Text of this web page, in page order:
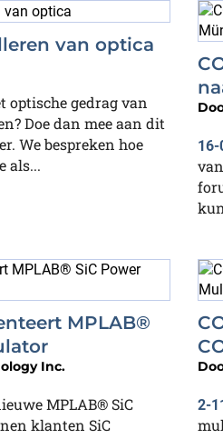
van optica
optische gedrag van
Doe dan mee aan dit
We bespreken hoe
als...
16-
MPLAB®
Inc.
MPLAB® SiC
klanten SiC
2-